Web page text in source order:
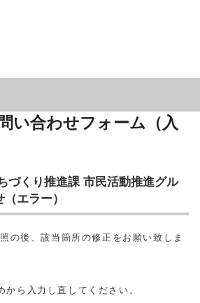
い合わせフォーム（入
づくり推進課 市民活動推進グル
エラー）
の後、該当箇所の修正をお願い致しま
から入力し直してください。